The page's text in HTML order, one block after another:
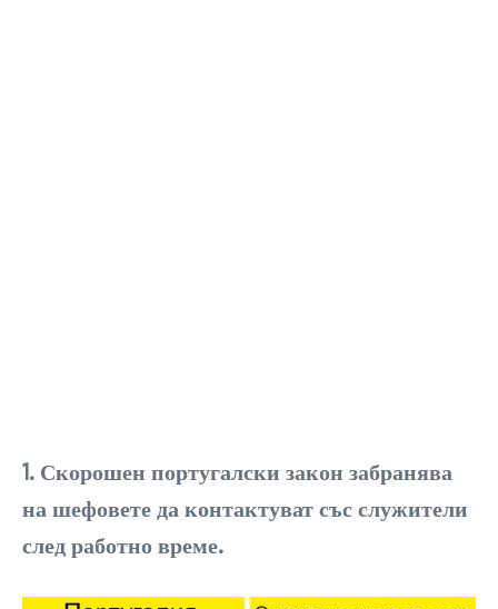
1. Скорошен португалски закон забранява
на шефовете да контактуват със служители
след работно време.